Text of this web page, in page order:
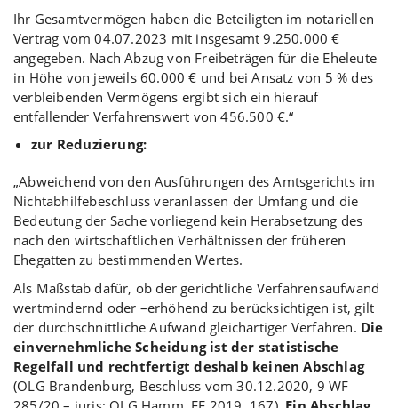
Ihr Gesamtvermögen haben die Beteiligten im notariellen
Vertrag vom 04.07.2023 mit insgesamt 9.250.000 €
angegeben. Nach Abzug von Freibeträgen für die Eheleute
in Höhe von jeweils 60.000 € und bei Ansatz von 5 % des
verbleibenden Vermögens ergibt sich ein hierauf
entfallender Verfahrenswert von 456.500 €.“
zur Reduzierung:
„Abweichend von den Ausführungen des Amtsgerichts im
Nichtabhilfebeschluss veranlassen der Umfang und die
Bedeutung der Sache vorliegend kein Herabsetzung des
nach den wirtschaftlichen Verhältnissen der früheren
Ehegatten zu bestimmenden Wertes.
Als Maßstab dafür, ob der gerichtliche Verfahrensaufwand
wertmindernd oder –erhöhend zu berücksichtigen ist, gilt
der durchschnittliche Aufwand gleichartiger Verfahren. Die
einvernehmliche Scheidung ist der statistische
Regelfall und rechtfertigt deshalb keinen Abschlag
(OLG Brandenburg, Beschluss vom 30.12.2020, 9 WF